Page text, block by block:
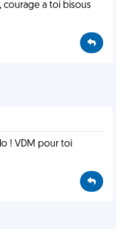
courage a toi bisous
! VDM pour toi